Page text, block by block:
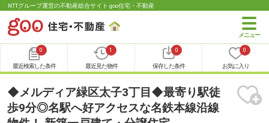
NTTグループ運営の不動産総合サイト goo住宅・不動産
0
最近検索した条件
1
最近見た物件
0
保存した条件
0
お気に入り
◆メルディア緑区太子3丁目◆最寄り駅徒
歩9分◎名駅へ好アクセスな名鉄本線沿線